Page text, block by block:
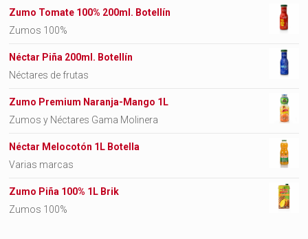
Zumo Tomate 100% 200ml. Botellín
Zumos 100%
Néctar Piña 200ml. Botellín
Néctares de frutas
Zumo Premium Naranja-Mango 1L
Zumos y Néctares Gama Molinera
Néctar Melocotón 1L Botella
Varias marcas
Zumo Piña 100% 1L Brik
Zumos 100%